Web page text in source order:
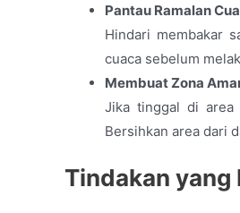
Pantau Ramalan
Hindari membakar
cuaca sebelum
Membuat Zona
Jika tinggal di area
Bersihkan area dari
Tindakan yang